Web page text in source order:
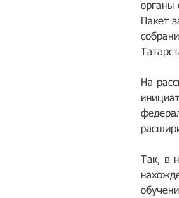
органы
Пакет
На
Так, в